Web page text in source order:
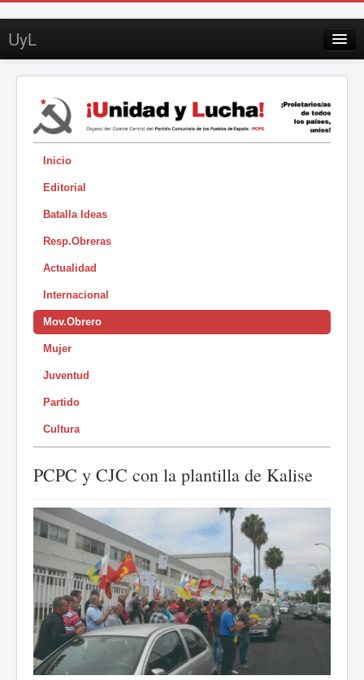
UyL
Suscripción
Sobre UyL
Edición impresa
Buscar
Inicio
Editorial
Batalla Ideas
Resp.Obreras
Actualidad
Internacional
Mov.Obrero
Mujer
Juventud
Partido
Cultura
PCPC y CJC con la plantilla de Kalise